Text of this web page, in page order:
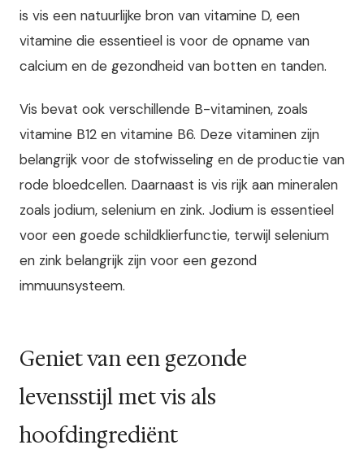
is vis een natuurlijke bron van vitamine D, een
vitamine die essentieel is voor de opname van
calcium en de gezondheid van botten en tanden.
Vis bevat ook verschillende B-vitaminen, zoals
vitamine B12 en vitamine B6. Deze vitaminen zijn
belangrijk voor de stofwisseling en de productie van
rode bloedcellen. Daarnaast is vis rijk aan mineralen
zoals jodium, selenium en zink. Jodium is essentieel
voor een goede schildklierfunctie, terwijl selenium
en zink belangrijk zijn voor een gezond
immuunsysteem.
Geniet van een gezonde
levensstijl met vis als
hoofdingrediënt